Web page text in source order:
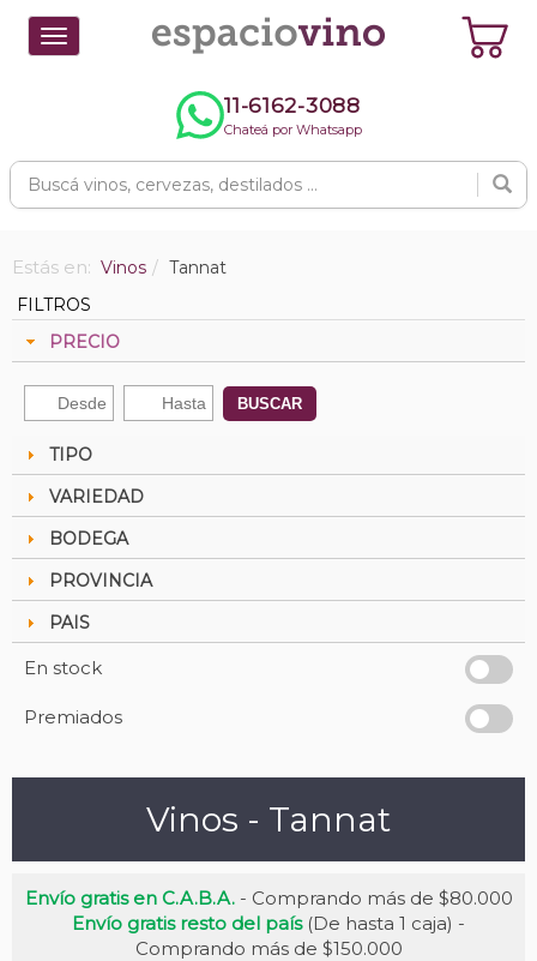
Toggle
navigation
11-6162-3088
Chateá por Whatsapp
Estás en: Vinos
Tannat
FILTROS
PRECIO
BUSCAR
TIPO
VARIEDAD
BODEGA
PROVINCIA
PAIS
En stock
Premiados
Vinos - Tannat
Envío gratis en C.A.B.A.- Comprando más de $80.000
Envío gratis resto del país(De hasta 1 caja) -
Comprando más de $150.000